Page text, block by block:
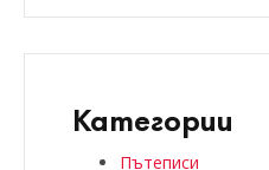
Категории
Пътеписи